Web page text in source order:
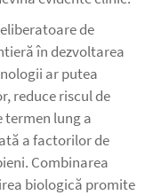
de
în dezvoltarea
ar putea
reduce riscul de
lung a
a factorilor de
Combinarea
biologică promite